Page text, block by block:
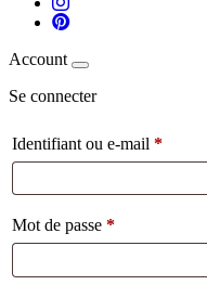
Account
Se connecter
Identifiant ou e-mail *
Mot de passe *